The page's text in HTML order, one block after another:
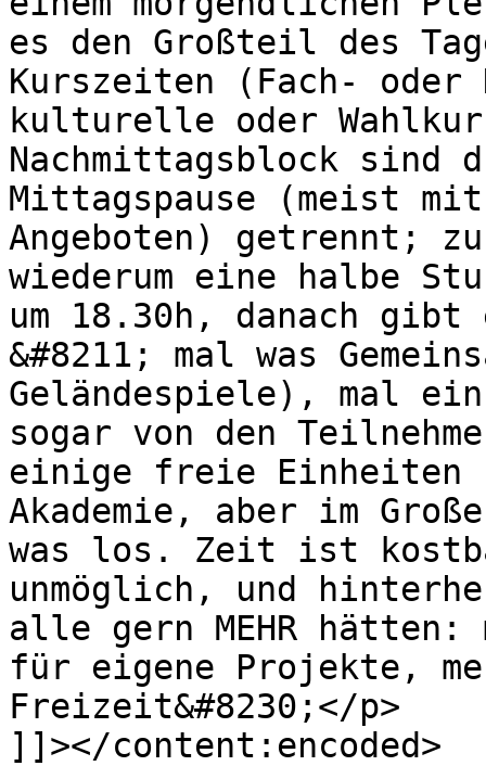
es den Großteil des
Kurszeiten (Fach- oder
kulturelle oder
Nachmittagsblock sind
Mittagspause (meist
Angeboten) getrennt;
wiederum eine halbe
um 18.30h, danach gibt
&#8211; mal was
Geländespiele), mal ein
sogar von den
einige freie Einheiten
Akademie, aber im
was los. Zeit ist
unmöglich, und
alle gern MEHR
für eigene Projekte,
Freizeit&#8230;</p>
]]></content:encoded>